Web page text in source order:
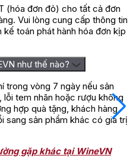
(hóa đơn đỏ) cho tất cả đơn
Vui lòng cung cấp thông tin
toán phát hành hóa đơn kịp
như thế nào?
trong vòng 7 ngày nếu sản
tem nhãn hoặc rượu không
hợp quà tặng, khách hàng
sang sản phẩm khác có giá trị
gặp khác tại WineVN